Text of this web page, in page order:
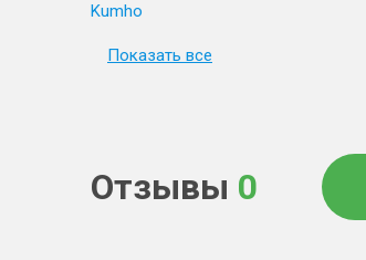
Kumho
Показать все
Отзывы 0